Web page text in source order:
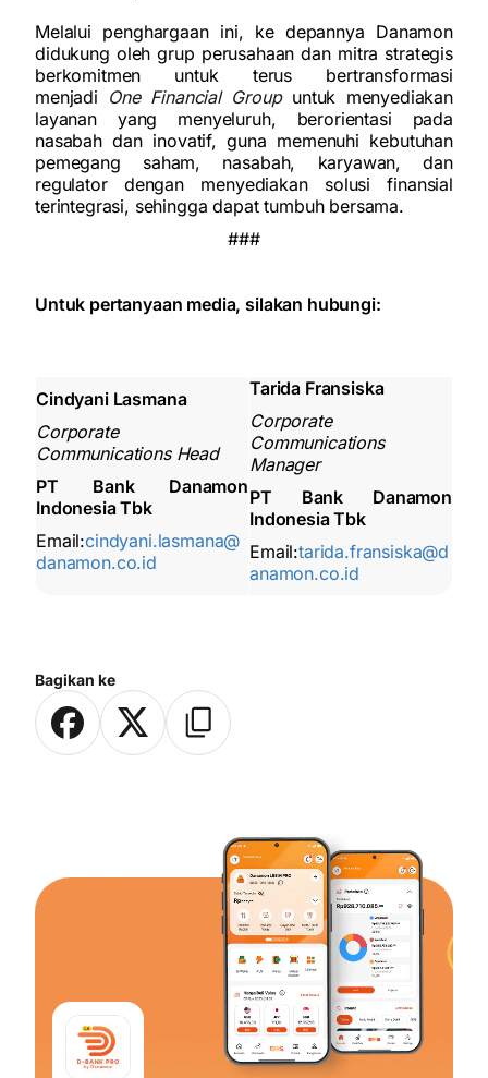
Bagikan ke
Melalui penghargaan ini, ke depannya Danamon
didukung oleh grup perusahaan dan mitra strategis
berkomitmen untuk terus bertransformasi
menjadi One Financial Groupuntuk menyediakan
layanan yang menyeluruh, berorientasi pada
nasabah dan inovatif, guna memenuhi kebutuhan
pemegang saham, nasabah, karyawan, dan
regulator dengan menyediakan solusi finansial
terintegrasi, sehingga dapat tumbuh bersama.
###
Untuk pertanyaan media, silakan hubungi:
Cindyani Lasmana
Corporate
Communications Head
PT Bank Danamon
Indonesia Tbk
Email:cindyani.lasmana@
danamon.co.id
Tarida Fransiska
Corporate
Communications
Manager
PT Bank Danamon
Indonesia Tbk
Email:tarida.fransiska@d
anamon.co.id